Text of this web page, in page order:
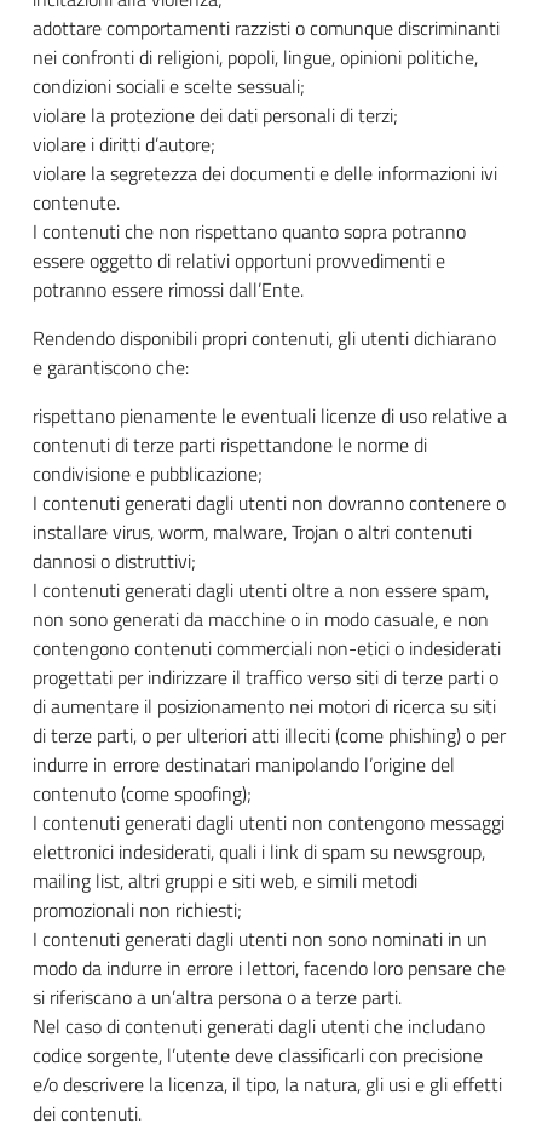
adottare comportamenti razzisti o comunque discriminanti
nei confronti di religioni, popoli, lingue, opinioni politiche,
condizioni sociali e scelte sessuali;
violare la protezione dei dati personali di terzi;
violare i diritti d’autore;
violare la segretezza dei documenti e delle informazioni ivi
contenute.
I contenuti che non rispettano quanto sopra potranno
essere oggetto di relativi opportuni provvedimenti e
potranno essere rimossi dall’Ente.
Rendendo disponibili propri contenuti, gli utenti dichiarano
e garantiscono che:
rispettano pienamente le eventuali licenze di uso relative a
contenuti di terze parti rispettandone le norme di
condivisione e pubblicazione;
I contenuti generati dagli utenti non dovranno contenere o
installare virus, worm, malware, Trojan o altri contenuti
dannosi o distruttivi;
I contenuti generati dagli utenti oltre a non essere spam,
non sono generati da macchine o in modo casuale, e non
contengono contenuti commerciali non-etici o indesiderati
progettati per indirizzare il traffico verso siti di terze parti o
di aumentare il posizionamento nei motori di ricerca su siti
di terze parti, o per ulteriori atti illeciti (come phishing) o per
indurre in errore destinatari manipolando l’origine del
contenuto (come spoofing);
I contenuti generati dagli utenti non contengono messaggi
elettronici indesiderati, quali i link di spam su newsgroup,
mailing list, altri gruppi e siti web, e simili metodi
promozionali non richiesti;
I contenuti generati dagli utenti non sono nominati in un
modo da indurre in errore i lettori, facendo loro pensare che
si riferiscano a un’altra persona o a terze parti.
Nel caso di contenuti generati dagli utenti che includano
codice sorgente, l’utente deve classificarli con precisione
e/o descrivere la licenza, il tipo, la natura, gli usi e gli effetti
dei contenuti.